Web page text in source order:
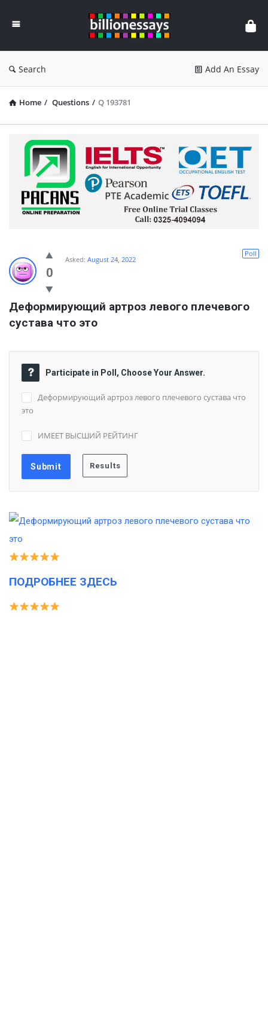
Essays
Search Add An Essay
Home / Questions / Q 193781
0
Poll
Asked: August 24, 2022
Деформирующий артроз левого плечевого
сустава что это
Participate in Poll, Choose Your Answer.
Деформирующий артроз левого плечевого сустава что
это
ИМЕЕТ ВЫСШИЙ РЕЙТИНГ
ПОДРОБНЕЕ ЗДЕСЬ